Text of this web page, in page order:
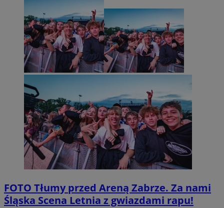
FOTO Tłumy przed Areną Zabrze. Za nami
Śląska Scena Letnia z gwiazdami rapu!